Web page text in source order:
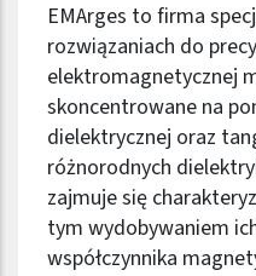
EMArges to firma
rozwiązaniach do
elektromagnetycznej
skoncentrowane na
dielektrycznej oraz
różnorodnych
zajmuje się
tym wydobywaniem
współczynnika